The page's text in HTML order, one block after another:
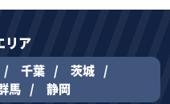
リア
千葉
茨城
馬 静岡